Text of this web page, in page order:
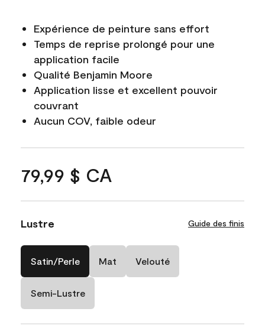
Expérience de peinture sans effort
Temps de reprise prolongé pour une
application facile
Qualité Benjamin Moore
Application lisse et excellent pouvoir
couvrant
Aucun COV, faible odeur
79,99 $ CA
Lustre Guide des finis
Satin/Perle Mat Velouté
Semi-Lustre